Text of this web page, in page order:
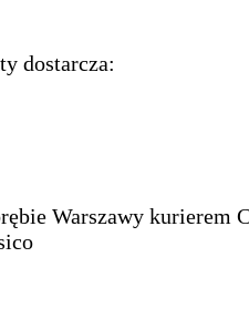
dostarcza:
Warszawy kurierem